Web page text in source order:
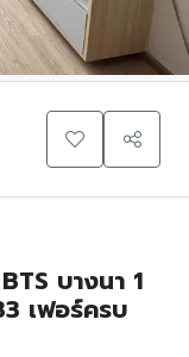
บางนา 1
เฟอร์ครบ